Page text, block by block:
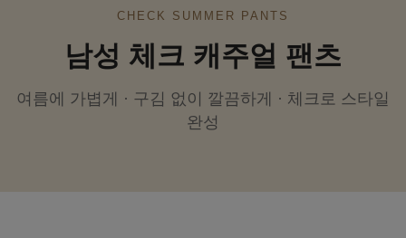
CHECK SUMMER PANTS
남성 체크 캐주얼 팬츠
여름에 가볍게 · 구김 없이 깔끔하게 · 체크로 스타일
완성